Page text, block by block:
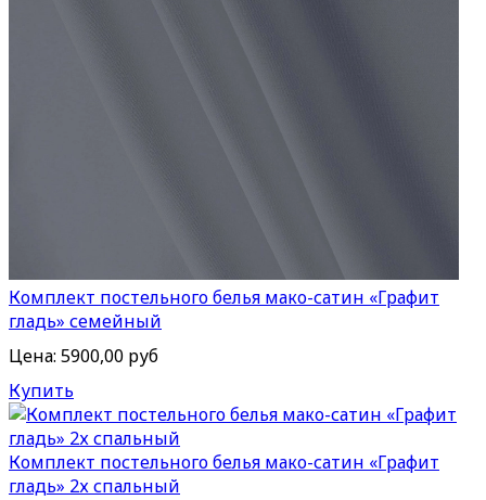
Комплект постельного белья мако-сатин «Графит
гладь» семейный
Цена: 5900,00 руб
Купить
Комплект постельного белья мако-сатин «Графит
гладь» 2х спальный